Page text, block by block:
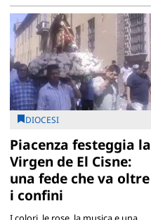
DIOCESI
Piacenza festeggia la
Virgen de El Cisne:
una fede che va oltre
i confini